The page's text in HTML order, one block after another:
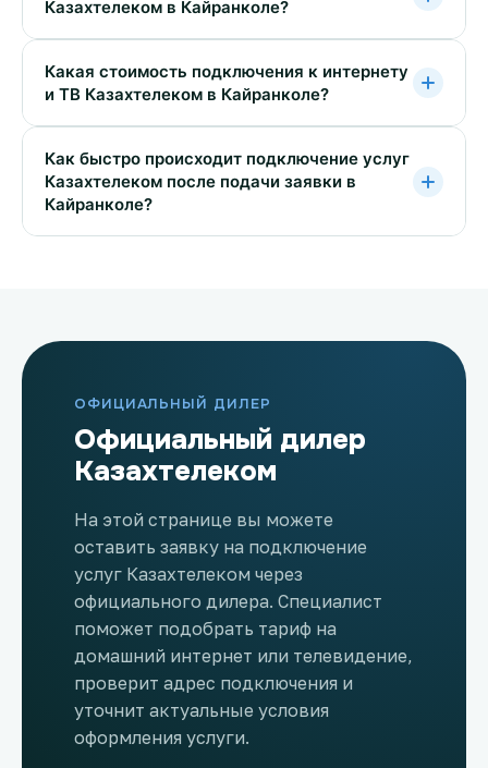
Казахтелеком в Кайранколе?
Какая стоимость подключения к интернету
и ТВ Казахтелеком в Кайранколе?
Как быстро происходит подключение услуг
Казахтелеком после подачи заявки в
Кайранколе?
ОФИЦИАЛЬНЫЙ ДИЛЕР
Официальный дилер
Казахтелеком
На этой странице вы можете
оставить заявку на подключение
услуг Казахтелеком через
официального дилера. Специалист
поможет подобрать тариф на
домашний интернет или телевидение,
проверит адрес подключения и
уточнит актуальные условия
оформления услуги.